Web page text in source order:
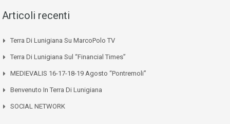
Articoli recenti
Terra Di Lunigiana Su MarcoPolo TV
Terra Di Lunigiana Sul “Financial Times”
MEDIEVALIS 16-17-18-19 Agosto “Pontremoli”
Benvenuto In Terra Di Lunigiana
SOCIAL NETWORK